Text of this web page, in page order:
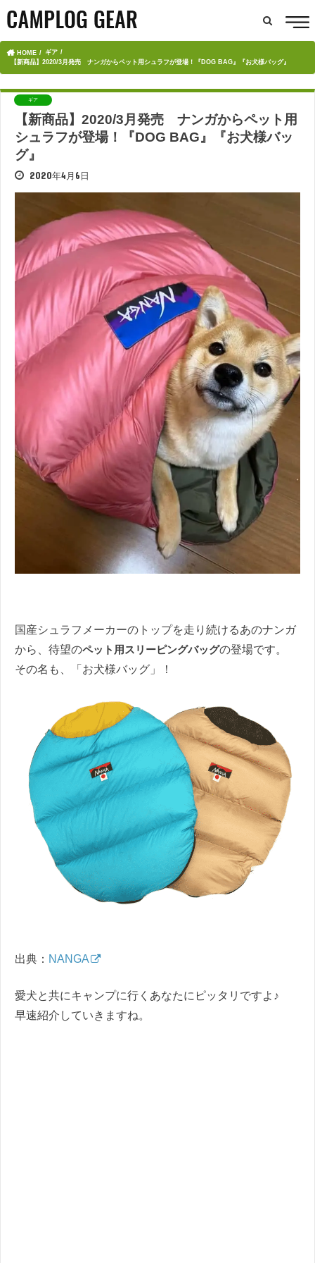
HOME
ギア
【新商品】2020/3月発売 ナンガからペット用シュラフが登場！『DOG BAG』『お犬様バッグ』
ギア
【新商品】2020/3月発売 ナンガからペット用
シュラフが登場！『DOG BAG』『お犬様バッ
グ』
2020年4月6日
国産シュラフメーカーのトップを走り続けるあのナンガ
から、待望のペット用スリーピングバッグの登場です。
その名も、「お犬様バッグ」！
出典： NANGA
愛犬と共にキャンプに行くあなたにピッタリですよ♪
早速紹介していきますね。